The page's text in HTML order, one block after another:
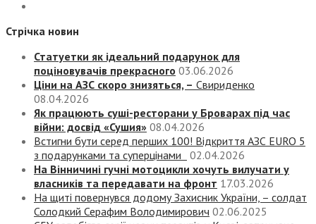
Стрічка новин
Статуетки як ідеальний подарунок для
поціновувачів прекрасного 03.06.2026
Ціни на АЗС скоро знизяться, – Свириденко
08.04.2026
Як працюють суші-ресторани у Броварах під час
війни: досвід «Сушия» 08.04.2026
Встигни бути серед перших 100! Відкриття АЗС EURO 5
з подарунками та суперцінами
02.04.2026
На Вінничині гучні мотоцикли хочуть вилучати у
власників та передавати на фронт 17.03.2026
На щиті повернувся додому Захисник України, – солдат
Солодкий Серафим Володимирович 02.06.2025